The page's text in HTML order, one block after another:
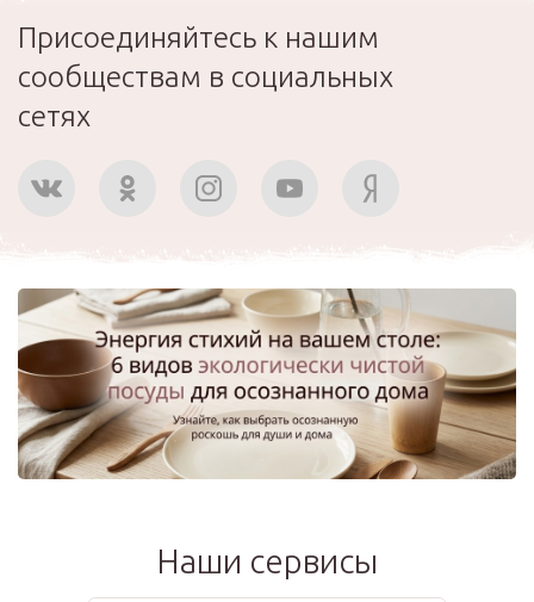
Присоединяйтесь к нашим
сообществам в социальных
сетях
Наши сервисы